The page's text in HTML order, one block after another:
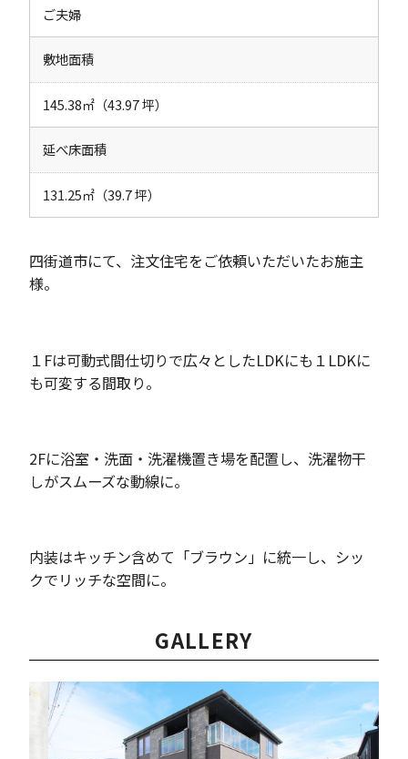
ご夫婦
敷地面積
145.38㎡（43.97 坪）
延べ床面積
131.25㎡（39.7 坪）
四街道市にて、注文住宅をご依頼いただいたお施主
様。
１Fは可動式間仕切りで広々としたLDKにも１LDKに
も可変する間取り。
2Fに浴室・洗面・洗濯機置き場を配置し、洗濯物干
しがスムーズな動線に。
内装はキッチン含めて「ブラウン」に統一し、シッ
クでリッチな空間に。
GALLERY